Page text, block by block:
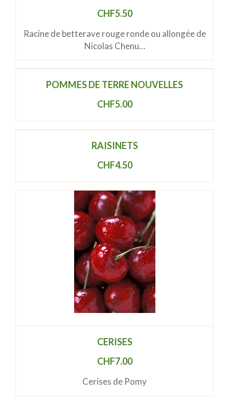
CHF5.50
Racine de betterave rouge ronde ou allongée de
Nicolas Chenu…
POMMES DE TERRE NOUVELLES
CHF5.00
RAISINETS
CHF4.50
CERISES
CHF7.00
Cerises de Pomy